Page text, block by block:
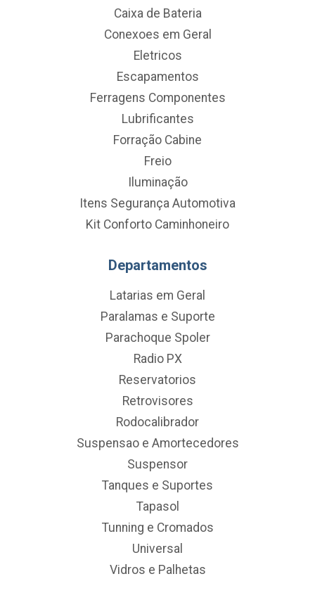
Caixa de Bateria
Conexoes em Geral
Eletricos
Escapamentos
Ferragens Componentes
Lubrificantes
Forração Cabine
Freio
Iluminação
Itens Segurança Automotiva
Kit Conforto Caminhoneiro
Departamentos
Latarias em Geral
Paralamas e Suporte
Parachoque Spoler
Radio PX
Reservatorios
Retrovisores
Rodocalibrador
Suspensao e Amortecedores
Suspensor
Tanques e Suportes
Tapasol
Tunning e Cromados
Universal
Vidros e Palhetas